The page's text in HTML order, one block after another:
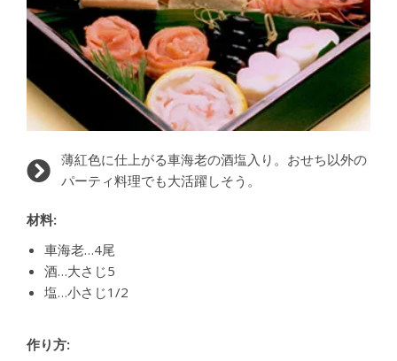
薄紅色に仕上がる車海老の酒塩入り。おせち以外の
パーティ料理でも大活躍しそう。
材料:
車海老…4尾
酒…大さじ5
塩…小さじ1/2
作り方: